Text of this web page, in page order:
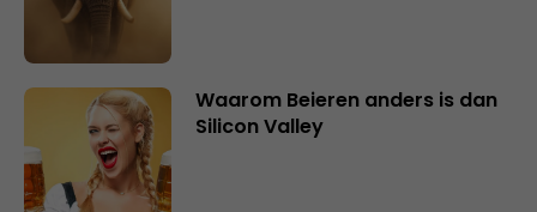
Waarom Beieren anders is dan
Silicon Valley